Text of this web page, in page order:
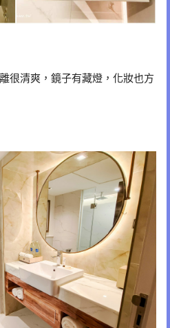
很清爽，鏡子有藏燈，化妝也方